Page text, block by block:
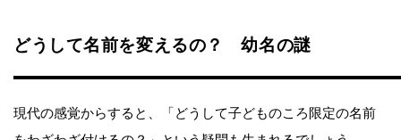
どうして名前を変えるの？ 幼名の謎
現代の感覚からすると、「どうして子どものころ限定の名前